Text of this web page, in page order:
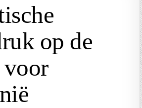
op de
voor